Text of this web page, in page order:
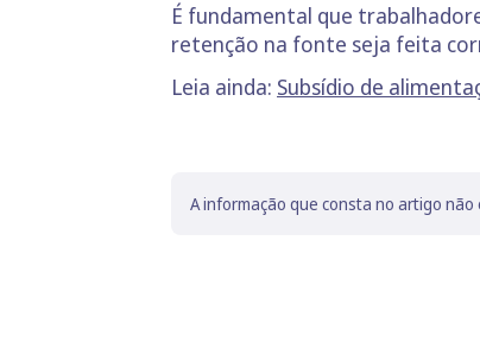
É fundamental que
retenção na fonte seja feita
Leia ainda: Subsídio de
A informação que consta no artigo